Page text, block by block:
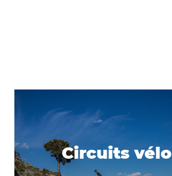
Circuits vélo